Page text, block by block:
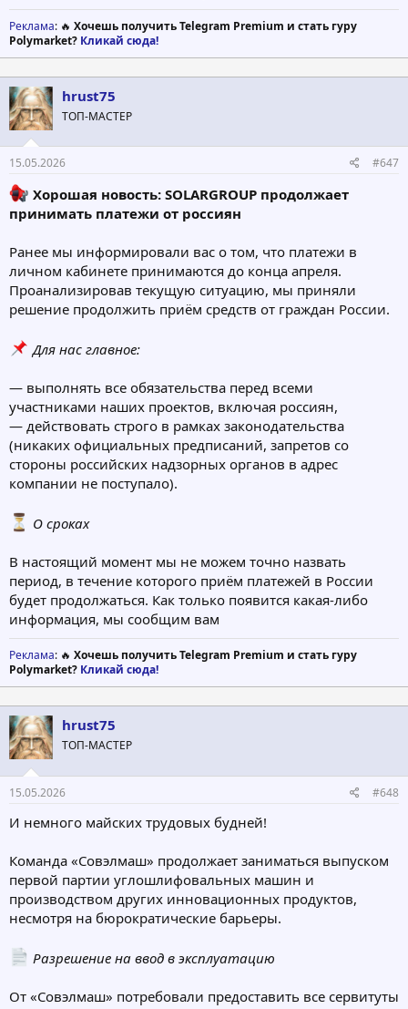
Реклама: 🔥 Хочешь получить Telegram Premium и стать гуру
Polymarket? Кликай сюда!
hrust75
ТОП-МАСТЕР
15.05.2026 #647
Хорошая новость: SOLARGROUP продолжает
принимать платежи от россиян
Ранее мы информировали вас о том, что платежи в
личном кабинете принимаются до конца апреля.
Проанализировав текущую ситуацию, мы приняли
решение продолжить приём средств от граждан России.
Для нас главное:
— выполнять все обязательства перед всеми
участниками наших проектов, включая россиян,
— действовать строго в рамках законодательства
(никаких официальных предписаний, запретов со
стороны российских надзорных органов в адрес
компании не поступало).
О сроках
В настоящий момент мы не можем точно назвать
период, в течение которого приём платежей в России
будет продолжаться. Как только появится какая-либо
информация, мы сообщим вам
Реклама: 🔥 Хочешь получить Telegram Premium и стать гуру
Polymarket? Кликай сюда!
hrust75
ТОП-МАСТЕР
15.05.2026 #648
И немного майских трудовых будней!
Команда «Совэлмаш» продолжает заниматься выпуском
первой партии углошлифовальных машин и
производством других инновационных продуктов,
несмотря на бюрократические барьеры.
Разрешение на ввод в эксплуатацию
От «Совэлмаш» потребовали предоставить все сервитуты